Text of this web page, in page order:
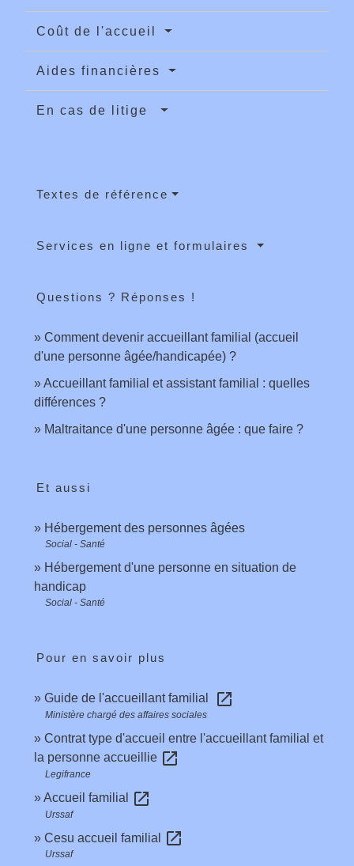
Coût de l'accueil
Aides financières
En cas de litige
Textes de référence
Services en ligne et formulaires
Questions ? Réponses !
Comment devenir accueillant familial (accueil
d'une personne âgée/handicapée) ?
Accueillant familial et assistant familial : quelles
différences ?
Maltraitance d'une personne âgée : que faire ?
Et aussi
Hébergement des personnes âgées
Social - Santé
Hébergement d'une personne en situation de
handicap
Social - Santé
Pour en savoir plus
Guide de l'accueillant familial open_in_new
Ministère chargé des affaires sociales
Contrat type d'accueil entre l'accueillant familial et
la personne accueillie open_in_new
Legifrance
Accueil familial open_in_new
Urssaf
Cesu accueil familial open_in_new
Urssaf